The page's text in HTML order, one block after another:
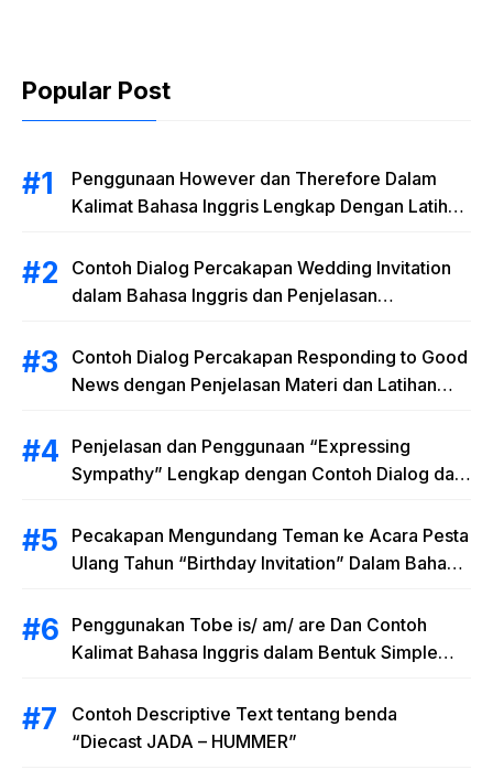
Popular Post
Penggunaan However dan Therefore Dalam
Kalimat Bahasa Inggris Lengkap Dengan Latihan
Contoh Dialog Percakapan Wedding Invitation
dalam Bahasa Inggris dan Penjelasan
Contoh Dialog Percakapan Responding to Good
News dengan Penjelasan Materi dan Latihan
Penjelasan dan Penggunaan “Expressing
Sympathy” Lengkap dengan Contoh Dialog dan
Pecakapan Mengundang Teman ke Acara Pesta
Ulang Tahun “Birthday Invitation” Dalam Bahasa
Penggunakan Tobe is/ am/ are Dan Contoh
Kalimat Bahasa Inggris dalam Bentuk Simple
Contoh Descriptive Text tentang benda
“Diecast JADA – HUMMER”